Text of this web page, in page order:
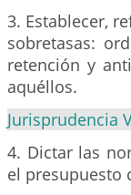
3. Establecer,
sobretasas:
retención y
aquéllos.
Jurisprudencia
4. Dictar las
el presupuesto